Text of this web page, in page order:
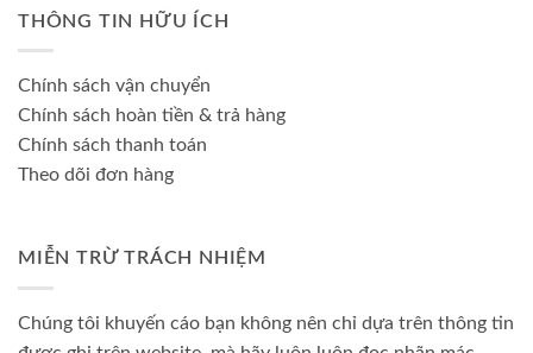
THÔNG TIN HỮU ÍCH
Chính sách vận chuyển
Chính sách hoàn tiền & trả hàng
Chính sách thanh toán
Theo dõi đơn hàng
MIỄN TRỪ TRÁCH NHIỆM
Chúng tôi khuyến cáo bạn không nên chỉ dựa trên thông tin